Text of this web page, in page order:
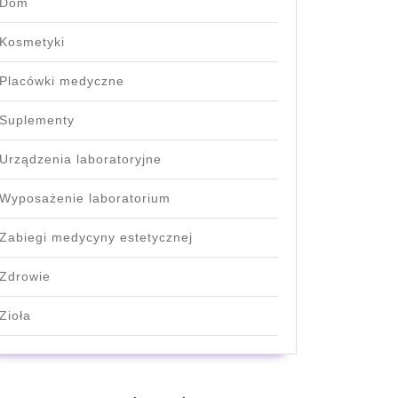
Kosmetyki
Placówki medyczne
Suplementy
Urządzenia laboratoryjne
Wyposażenie laboratorium
Zabiegi medycyny estetycznej
Zdrowie
Zioła